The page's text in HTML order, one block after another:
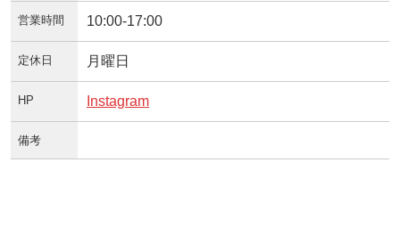
営業時間 10:00-17:00
定休日 月曜日
HP Instagram
備考